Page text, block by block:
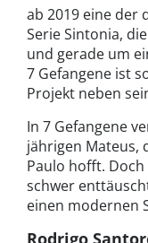
ab 2019 eine der
Serie Sintonia,
und gerade um
7 Gefangene ist
Projekt neben
In 7 Gefangene
jährigen Mateus,
Paulo hofft.
schwer
einen modernen
Rodrigo